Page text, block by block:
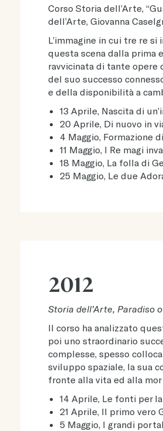
Corso Storia dell’Arte,
dell’Arte, Giovanna
L’immagine in cui tre re
questa scena dalla prima
ravvicinata di tante opere
del suo successo
e della disponibilità a
13 Aprile, Nascita di
20 Aprile, Di nuovo in
4 Maggio, Formazione
11 Maggio, I Re magi
18 Maggio, La folla di
25 Maggio, Le due
2012
Storia dell’Arte, Paradiso
Il corso ha analizzato
poi uno straordinario
complesse, spesso
sviluppo spaziale, la sua
fronte alla vita ed alla
14 Aprile, Le fonti per
21 Aprile, Il primo vero
5 Maggio, I grandi